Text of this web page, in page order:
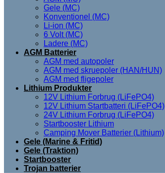
Gele (MC)
Konventionel (MC)
Li-ion (MC)
6 Volt (MC)
Ladere (MC)
AGM Batterier
AGM med autopoler
AGM med skruepoler (HAN/HUN)
AGM med fligepoler
Lithium Produkter
12V Lithium Forbrug (LiFePO4)
12V Lithium Startbatteri (LiFePO4)
24V Lithium Forbrug (LiFePO4)
Startbooster Lithium
Camping Mover Batterier (Lithium)
Gele (Marine & Fritid)
Gele (Traktion)
Startbooster
Trojan batterier